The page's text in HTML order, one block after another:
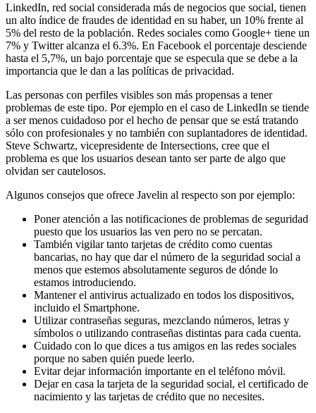
LinkedIn, red social considerada más de negocios que social, tienen
un alto índice de fraudes de identidad en su haber, un 10% frente al
5% del resto de la población. Redes sociales como Google+ tiene un
7% y Twitter alcanza el 6.3%. En Facebook el porcentaje desciende
hasta el 5,7%, un bajo porcentaje que se especula que se debe a la
importancia que le dan a las políticas de privacidad.
Las personas con perfiles visibles son más propensas a tener
problemas de este tipo. Por ejemplo en el caso de LinkedIn se tiende
a ser menos cuidadoso por el hecho de pensar que se está tratando
sólo con profesionales y no también con suplantadores de identidad.
Steve Schwartz, vicepresidente de Intersections, cree que el
problema es que los usuarios desean tanto ser parte de algo que
olvidan ser cautelosos.
Algunos consejos que ofrece Javelin al respecto son por ejemplo:
Poner atención a las notificaciones de problemas de seguridad
puesto que los usuarios las ven pero no se percatan.
También vigilar tanto tarjetas de crédito como cuentas
bancarias, no hay que dar el número de la seguridad social a
menos que estemos absolutamente seguros de dónde lo
estamos introduciendo.
Mantener el antivirus actualizado en todos los dispositivos,
incluido el Smartphone.
Utilizar contraseñas seguras, mezclando números, letras y
símbolos o utilizando contraseñas distintas para cada cuenta.
Cuidado con lo que dices a tus amigos en las redes sociales
porque no saben quién puede leerlo.
Evitar dejar información importante en el teléfono móvil.
Dejar en casa la tarjeta de la seguridad social, el certificado de
nacimiento y las tarjetas de crédito que no necesites.